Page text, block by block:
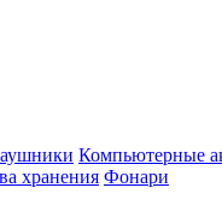
Компьютерные
хранения Фонари